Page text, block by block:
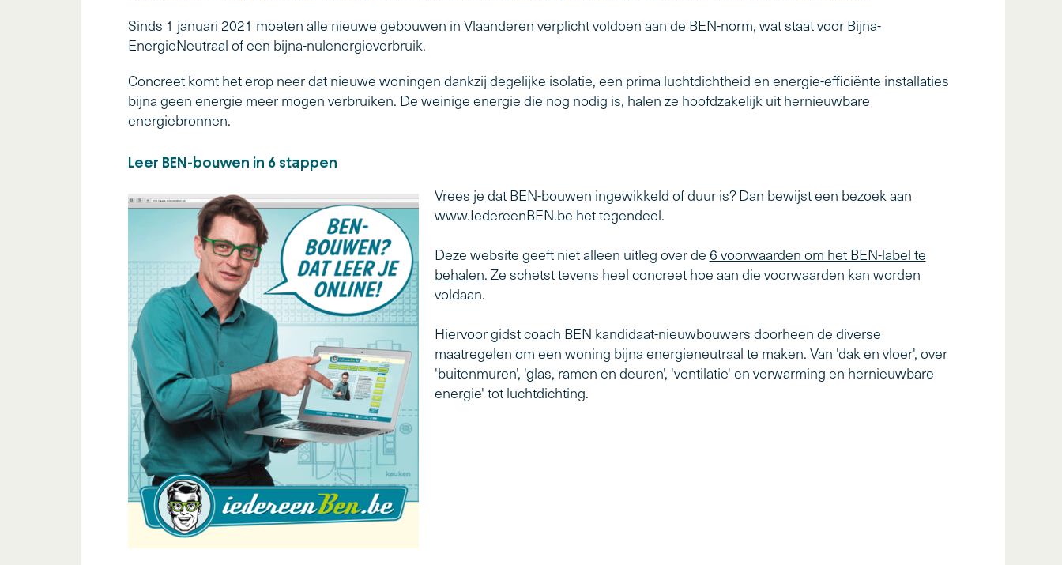
Sinds 1 januari 2021 moeten alle nieuwe gebouwen in Vlaanderen verplicht voldoen aan de BEN-norm, wat staat voor Bijna-
EnergieNeutraal of een bijna-nulenergieverbruik.
Concreet komt het erop neer dat nieuwe woningen dankzij degelijke isolatie, een prima luchtdichtheid en energie-efficiënte installaties
bijna geen energie meer mogen verbruiken. De weinige energie die nog nodig is, halen ze hoofdzakelijk uit hernieuwbare
energiebronnen.
Leer BEN-bouwen in 6 stappen
Vrees je dat BEN-bouwen ingewikkeld of duur is? Dan bewijst een bezoek aan
www.IedereenBEN.be het tegendeel.
Deze website geeft niet alleen uitleg over de 6 voorwaarden om het BEN-label te
behalen. Ze schetst tevens heel concreet hoe aan die voorwaarden kan worden
voldaan.
Hiervoor gidst coach BEN kandidaat-nieuwbouwers doorheen de diverse
maatregelen om een woning bijna energieneutraal te maken. Van 'dak en vloer', over
'buitenmuren', 'glas, ramen en deuren', 'ventilatie' en verwarming en hernieuwbare
energie' tot luchtdichting.